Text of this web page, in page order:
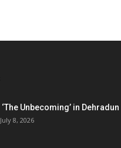
‘The Unbecoming’ in Dehradun
July 8, 2026